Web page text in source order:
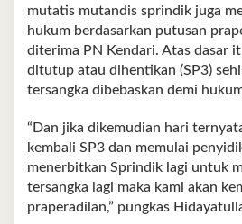
mutatis mutandis sprindik juga
hukum berdasarkan putusan
diterima PN Kendari. Atas dasar
ditutup atau dihentikan (SP3)
tersangka dibebaskan demi
“Dan jika dikemudian hari
kembali SP3 dan memulai
menerbitkan Sprindik lagi untuk
tersangka lagi maka kami akan
praperadilan,” pungkas